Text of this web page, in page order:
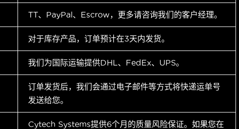
TT、PayPal、Escrow，更多请咨询我们的客户经理。
对于库存产品，订单预计在3天内发货。
我们为国际运输提供DHL、FedEx、UPS。
订单发货后，我们会通过电子邮件等方式将快递运单号
发送给您。
Cytech Systems提供6个月的质量风险保证。如果您在